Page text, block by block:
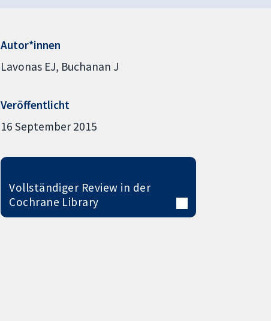
Autor*innen
Lavonas EJ Buchanan J
Veröffentlicht
16 September 2015
Vollständiger Review in der
Cochrane Library